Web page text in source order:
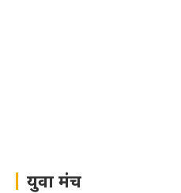
युवा मंच